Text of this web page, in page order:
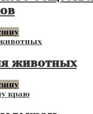
животных